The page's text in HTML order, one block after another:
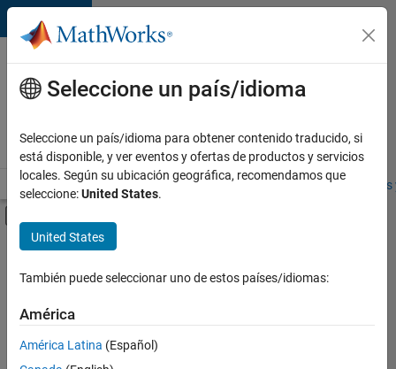
Saltar al contenido
Ofertas
de
empleo
MathWorks
Visión general Búsqueda de empleo Oficinas locales
Contenido principal
FILTRADO POR
Seleccione un país/idioma
Seleccione un país/idioma para obtener contenido traducido, si
está disponible, y ver eventos y ofertas de productos y servicios
locales. Según su ubicación geográfica, recomendamos que
seleccione:United States.
United States
También puede seleccionar uno de estos países/idiomas:
América
América Latina (Español)